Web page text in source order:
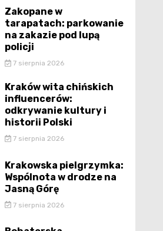
Zakopane w
tarapatach: parkowanie
na zakazie pod lupą
policji
7 sierpnia 2026
Kraków wita chińskich
influencerów:
odkrywanie kultury i
historii Polski
7 sierpnia 2026
Krakowska pielgrzymka:
Wspólnota w drodze na
Jasną Górę
7 sierpnia 2026